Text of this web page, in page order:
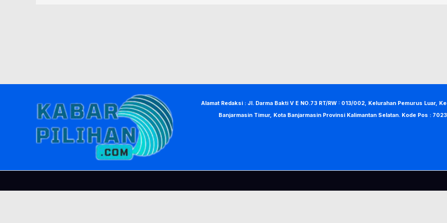
Alamat Redaksi : Jl. Darma Bakti V E NO.73 RT/RW : 013/002, Kelurahan Pemurus Luar,
Banjarmasin Timur, Kota Banjarmasin Provinsi Kalimantan Selatan. Kode Pos :